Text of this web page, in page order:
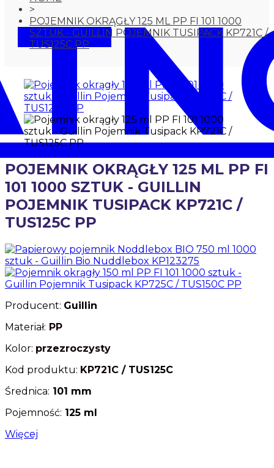
>
POJEMNIK OKRĄGŁY 125 ML PP FI 101 1000
SZTUK - GUILLIN POJEMNIK TUSIPACK KP721C /
TUS125C PP
POJEMNIK OKRĄGŁY 125 ML PP FI
101 1000 SZTUK - GUILLIN
POJEMNIK TUSIPACK KP721C /
TUS125C PP
Producent: Guillin
Materiał: PP
Kolor: przezroczysty
Kod produktu: KP721C / TUS125C
Średnica: 101 mm
Pojemność: 125 ml
Więcej